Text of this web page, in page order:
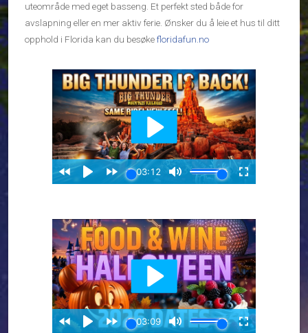
uteområde med eget basseng. Et perfekt sted både for
avslapning eller en mer aktiv ferie. Ønsker du å leie et hus til ditt
opphold i Florida kan du besøkefloridafun.no